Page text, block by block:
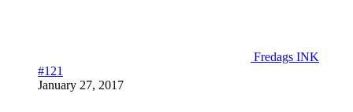
Fredags INK
#121
January 27, 2017